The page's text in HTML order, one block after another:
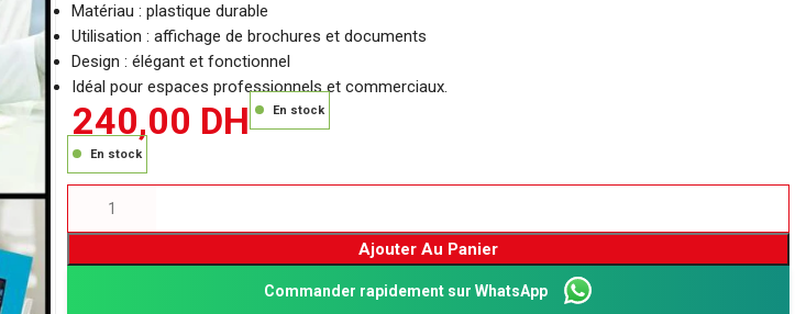
Matériau : plastique durable
Utilisation : affichage de brochures et documents
Design : élégant et fonctionnel
Idéal pour espaces professionnels et commerciaux.
240,00 DH En stock
En stock
Ajouter Au Panier
Commander rapidement sur WhatsApp